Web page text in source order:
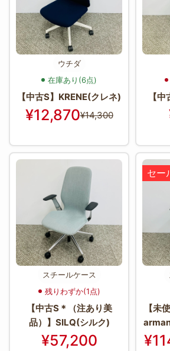
ウチダ
在庫あり(6点)
【中古S】KRENE(クレネ)
¥12,870¥14,300
【
スチールケース
残りわずか(1点)
【中古S＊（注あり美
品）】SILQ(シルク)
¥57,200
セー
【未